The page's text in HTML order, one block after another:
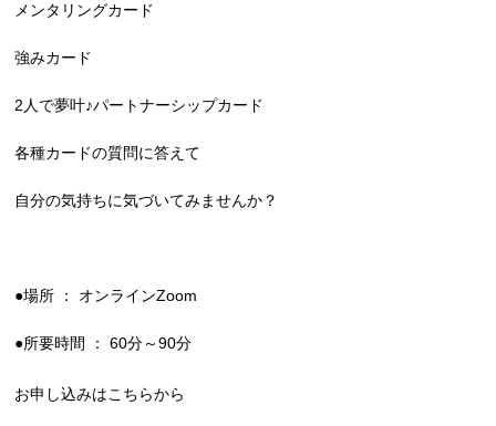
メンタリングカード
強みカード
2人で夢叶♪パートナーシップカード
各種カードの質問に答えて
自分の気持ちに気づいてみませんか？
●場所 ： オンラインZoom
●所要時間 ： 60分～90分
お申し込みはこちらから